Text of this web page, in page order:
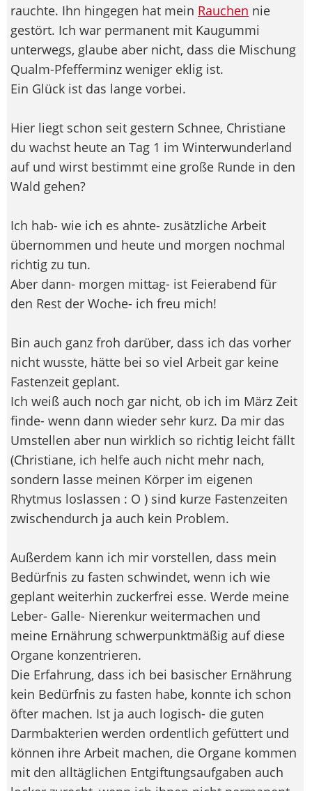
rauchte. Ihn hingegen hat mein Rauchen nie
gestört. Ich war permanent mit Kaugummi
unterwegs, glaube aber nicht, dass die Mischung
Qualm-Pfefferminz weniger eklig ist.
Ein Glück ist das lange vorbei.
Hier liegt schon seit gestern Schnee, Christiane
du wachst heute an Tag 1 im Winterwunderland
auf und wirst bestimmt eine große Runde in den
Wald gehen?
Ich hab- wie ich es ahnte- zusätzliche Arbeit
übernommen und heute und morgen nochmal
richtig zu tun.
Aber dann- morgen mittag- ist Feierabend für
den Rest der Woche- ich freu mich!
Bin auch ganz froh darüber, dass ich das vorher
nicht wusste, hätte bei so viel Arbeit gar keine
Fastenzeit geplant.
Ich weiß auch noch gar nicht, ob ich im März Zeit
finde- wenn dann wieder sehr kurz. Da mir das
Umstellen aber nun wirklich so richtig leicht fällt
(Christiane, ich helfe auch nicht mehr nach,
sondern lasse meinen Körper im eigenen
Rhytmus loslassen : O ) sind kurze Fastenzeiten
zwischendurch ja auch kein Problem.
Außerdem kann ich mir vorstellen, dass mein
Bedürfnis zu fasten schwindet, wenn ich wie
geplant weiterhin zuckerfrei esse. Werde meine
Leber- Galle- Nierenkur weitermachen und
meine Ernährung schwerpunktmäßig auf diese
Organe konzentrieren.
Die Erfahrung, dass ich bei basischer Ernährung
kein Bedürfnis zu fasten habe, konnte ich schon
öfter machen. Ist ja auch logisch- die guten
Darmbakterien werden ordentlich gefüttert und
können ihre Arbeit machen, die Organe kommen
mit den alltäglichen Entgiftungsaufgaben auch